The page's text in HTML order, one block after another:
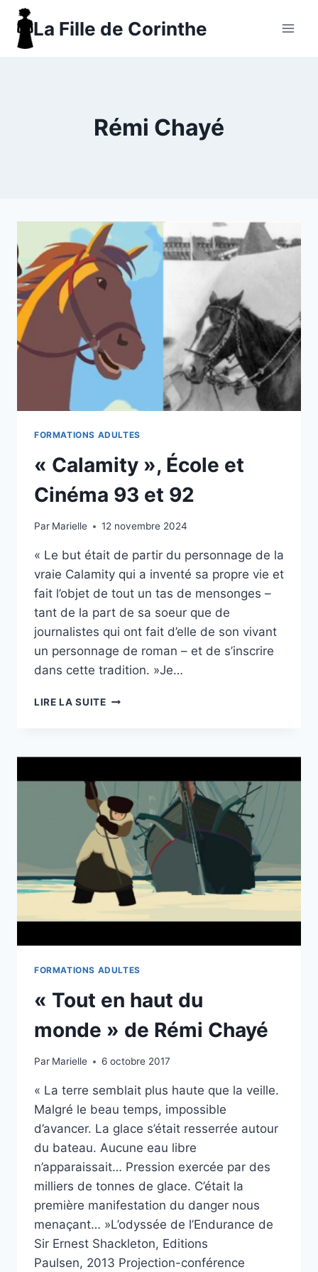
Aller
contenu
La Fille de Corinthe
Rémi Chayé
FORMATIONS ADULTES
« Calamity », École et
Cinéma 93 et 92
Par Marielle 12 novembre 2024
« Le but était de partir du personnage de la
vraie Calamity qui a inventé sa propre vie et
fait l’objet de tout un tas de mensonges –
tant de la part de sa soeur que de
journalistes qui ont fait d’elle de son vivant
un personnage de roman – et de s’inscrire
dans cette tradition. »Je…
LIRE LA SUITE« CALAMITY »,
93
FORMATIONS ADULTES
« Tout en haut du
monde » de Rémi Chayé
Par Marielle 6 octobre 2017
« La terre semblait plus haute que la veille.
Malgré le beau temps, impossible
d’avancer. La glace s’était resserrée autour
du bateau. Aucune eau libre
n’apparaissait… Pression exercée par des
milliers de tonnes de glace. C’était la
première manifestation du danger nous
menaçant… »L’odyssée de l’Endurance de
Sir Ernest Shackleton, Editions
Paulsen, 2013 Projection-conférence